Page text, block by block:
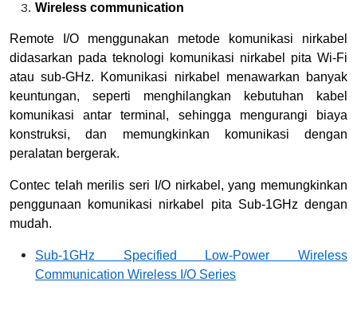
Wireless communication
Remote I/O menggunakan metode komunikasi nirkabel
didasarkan pada teknologi komunikasi nirkabel pita Wi-Fi
atau sub-GHz. Komunikasi nirkabel menawarkan banyak
keuntungan, seperti menghilangkan kebutuhan kabel
komunikasi antar terminal, sehingga mengurangi biaya
konstruksi, dan memungkinkan komunikasi dengan
peralatan bergerak.
Contec telah merilis seri I/O nirkabel, yang memungkinkan
penggunaan komunikasi nirkabel pita Sub-1GHz dengan
mudah.
Sub-1GHz Specified Low-Power Wireless
Communication Wireless I/O Series